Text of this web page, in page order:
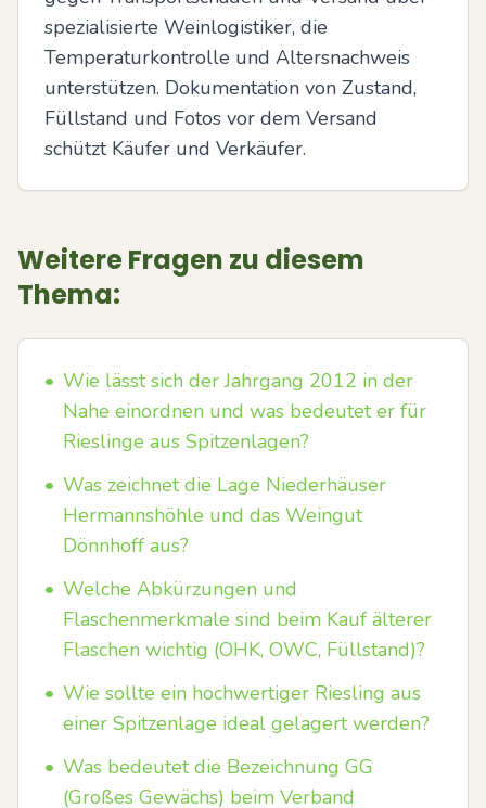
spezialisierte Weinlogistiker, die
Temperaturkontrolle und Altersnachweis
unterstützen. Dokumentation von Zustand,
Füllstand und Fotos vor dem Versand
schützt Käufer und Verkäufer.
Weitere Fragen zu diesem
Thema:
• Wie lässt sich der Jahrgang 2012 in der
Nahe einordnen und was bedeutet er für
Rieslinge aus Spitzenlagen?
• Was zeichnet die Lage Niederhäuser
Hermannshöhle und das Weingut
Dönnhoff aus?
• Welche Abkürzungen und
Flaschenmerkmale sind beim Kauf älterer
Flaschen wichtig (OHK, OWC, Füllstand)?
• Wie sollte ein hochwertiger Riesling aus
einer Spitzenlage ideal gelagert werden?
• Was bedeutet die Bezeichnung GG
(Großes Gewächs) beim Verband